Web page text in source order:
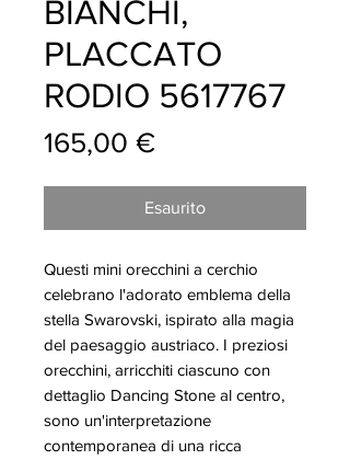
BIANCHI,
PLACCATO
RODIO 5617767
165,00 €Prezzo
Esaurito
Questi mini orecchini a cerchio
celebrano l'adorato emblema della
stella Swarovski, ispirato alla magia
del paesaggio austriaco. I preziosi
orecchini, arricchiti ciascuno con
dettaglio Dancing Stone al centro,
sono un'interpretazione
contemporanea di una ricca